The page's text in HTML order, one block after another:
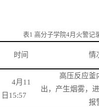
表1 高分子学院4月火警记
时间 情
4月 11
日 15:57
高压反应釜
出，产生烟雾，
报